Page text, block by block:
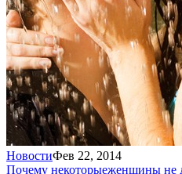
НовостиФев 22, 2014
Почему некоторыеженщины не